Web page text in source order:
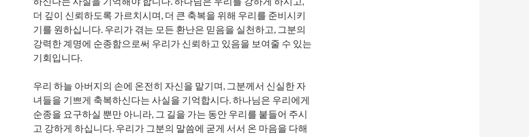
더 깊이 신뢰하도록 가르치시며, 더 큰 축복을 위해 우리를 준비시키
기를 원하십니다. 우리가 겪는 모든 환난은 믿음을 실천하고, 그분의
강력한 계명에 순종함으로써 우리가 신뢰하고 있음을 보여줄 수 있는
기회입니다.
우리 하늘 아버지의 손에 온전히 자신을 맡기며, 그분께서 신실한 자
녀들을 기쁘게 축복하신다는 사실을 기억합시다. 하나님은 우리에게
순종을 요구하실 뿐만 아니라, 그 길을 가는 동안 우리를 붙들어 주시
고 강하게 하십니다. 우리가 그분의 말씀에 굳게 서서 온 마음을 다해